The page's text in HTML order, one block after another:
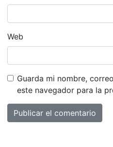
Web
Guarda mi nombre,
este navegador para la